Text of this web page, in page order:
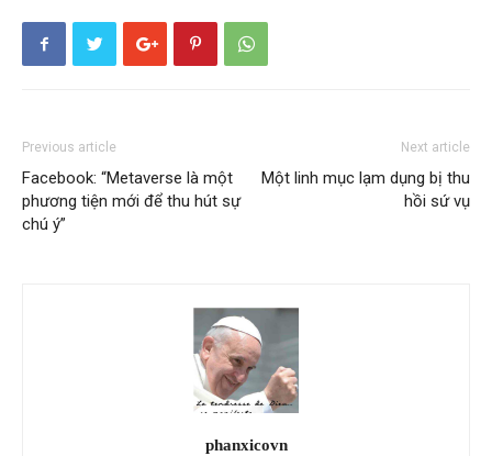
Previous article
Facebook: “Metaverse là một
phương tiện mới để thu hút sự
chú ý”
Next article
Một linh mục lạm dụng bị thu
hồi sứ vụ
phanxicovn